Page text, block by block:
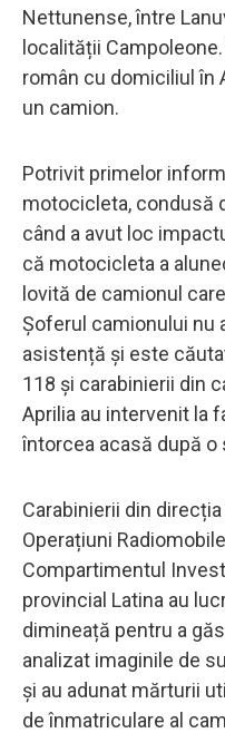
Nettunense, între
localității
român cu domiciliul în
un camion.
Potrivit primelor
motocicleta, condusă
când a avut loc
că motocicleta a
lovită de camionul
Șoferul camionului nu
asistență și este
118 și carabinierii din
Aprilia au intervenit la
întorcea acasă după
Carabinierii din
Operațiuni
Compartimentul
provincial Latina au
dimineață pentru a
analizat imaginile de
și au adunat mărturii
de înmatriculare al